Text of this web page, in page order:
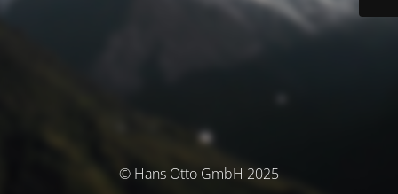
© Hans Otto GmbH 2025